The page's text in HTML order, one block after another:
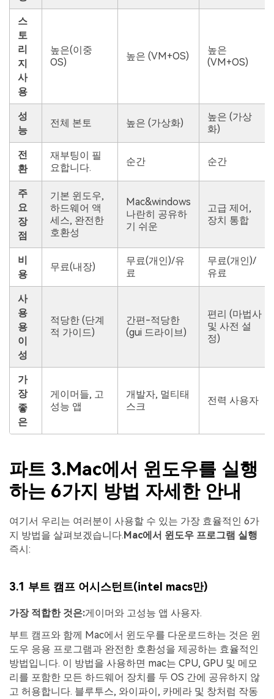
스
토
리
지
사
용
높은(이중
OS)
높은 (VM+OS)
높은
(VM+OS)
성
능
전체 본토 높은 (가상화)
높은 (가상
화)
전
환
재부팅이 필
요합니다.
순간 순간
주
요
장
점
기본 윈도우,
하드웨어 액
세스, 완전한
호환성
Mac&windows
나란히 공유하
기 쉬운
고급 제어,
장치 통합
비
용
무료(내장)
무료(개인)/유
료
무료(개인)/
유료
사
용
용
이
성
적당한 (단계
적 가이드)
간편-적당한
(gui 드라이브)
편리 (마법사
및 사전 설
정)
가
장
좋
은
게이머들, 고
성능 앱
개발자, 멀티태
스크
전력 사용자
파트 3.Mac에서 윈도우를 실행
하는 6가지 방법 자세한 안내
여기서 우리는 여러분이 사용할 수 있는 가장 효율적인 6가
지 방법을 살펴보겠습니다.Mac에서 윈도우 프로그램 실행
즉시:
3.1 부트 캠프 어시스턴트(intel macs만)
가장 적합한 것은:게이머와 고성능 앱 사용자.
부트 캠프와 함께 Mac에서 윈도우를 다운로드하는 것은 윈
도우 응용 프로그램과 완전한 호환성을 제공하는 효율적인
방법입니다. 이 방법을 사용하면 mac는 CPU, GPU 및 메모
리를 포함한 모든 하드웨어 장치를 두 OS 간에 공유하지 않
고 허용합니다. 블루투스, 와이파이, 카메라 및 창처럼 작동